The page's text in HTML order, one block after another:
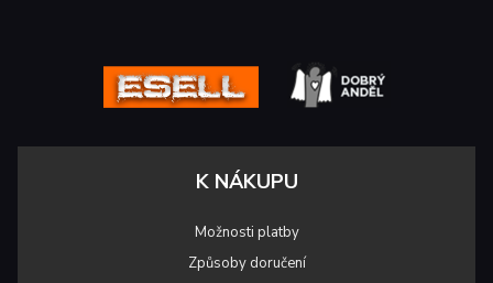
K NÁKUPU
Možnosti platby
Způsoby doručení